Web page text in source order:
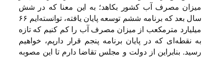
میزان مصرف آب کشور بکاهد؛ به این معنا که در شش
سال بعد که برنامه ششم توسعه پایان یافته، توانسته‌ایم ۶۶
میلیارد مترمکعب از میزان مصرف آب را کم کنیم که تازه
به نقطه‌ای که در پایان برنامه پنجم قرار داریم، خواهیم
رسید. بنابراین از دولت و مجلس تقاضا دارم تا این مصوبه